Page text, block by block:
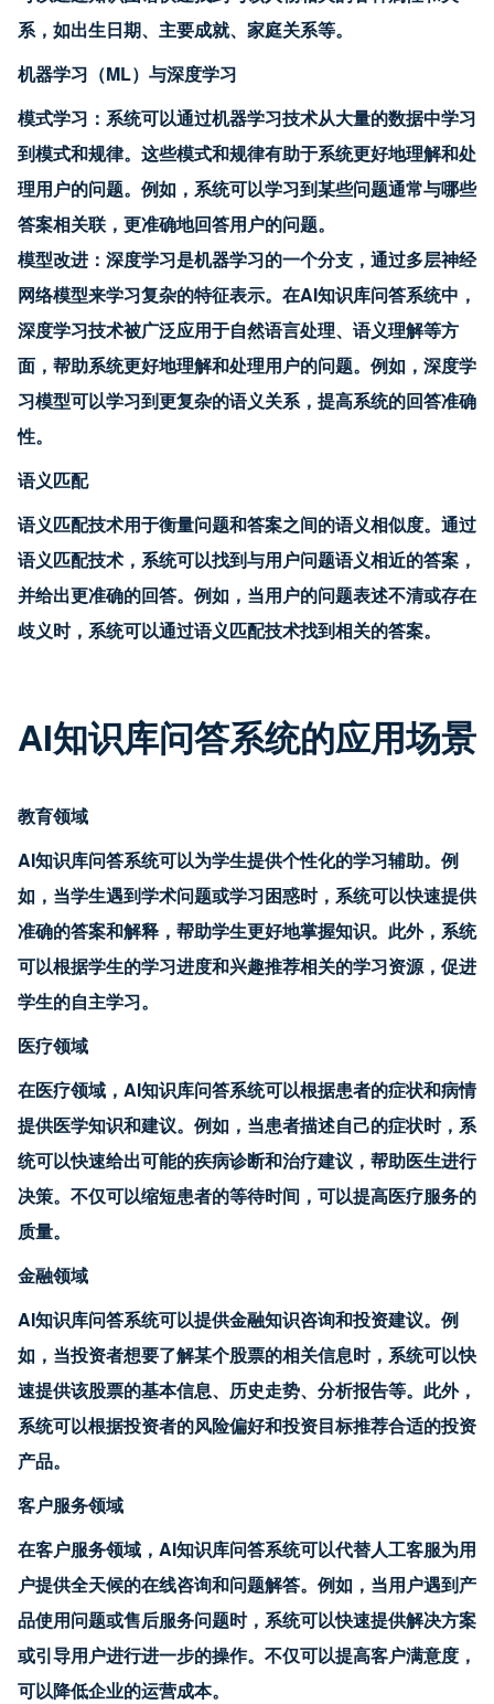
系，如出生日期、主要成就、家庭关系等。
机器学习（ML）与深度学习
模式学习：系统可以通过机器学习技术从大量的数据中学习
到模式和规律。这些模式和规律有助于系统更好地理解和处
理用户的问题。例如，系统可以学习到某些问题通常与哪些
答案相关联，更准确地回答用户的问题。
模型改进：深度学习是机器学习的一个分支，通过多层神经
网络模型来学习复杂的特征表示。在AI知识库问答系统中，
深度学习技术被广泛应用于自然语言处理、语义理解等方
面，帮助系统更好地理解和处理用户的问题。例如，深度学
习模型可以学习到更复杂的语义关系，提高系统的回答准确
性。
语义匹配
语义匹配技术用于衡量问题和答案之间的语义相似度。通过
语义匹配技术，系统可以找到与用户问题语义相近的答案，
并给出更准确的回答。例如，当用户的问题表述不清或存在
歧义时，系统可以通过语义匹配技术找到相关的答案。
AI知识库问答系统的应用场景
教育领域
AI知识库问答系统可以为学生提供个性化的学习辅助。例
如，当学生遇到学术问题或学习困惑时，系统可以快速提供
准确的答案和解释，帮助学生更好地掌握知识。此外，系统
可以根据学生的学习进度和兴趣推荐相关的学习资源，促进
学生的自主学习。
医疗领域
在医疗领域，AI知识库问答系统可以根据患者的症状和病情
提供医学知识和建议。例如，当患者描述自己的症状时，系
统可以快速给出可能的疾病诊断和治疗建议，帮助医生进行
决策。不仅可以缩短患者的等待时间，可以提高医疗服务的
质量。
金融领域
AI知识库问答系统可以提供金融知识咨询和投资建议。例
如，当投资者想要了解某个股票的相关信息时，系统可以快
速提供该股票的基本信息、历史走势、分析报告等。此外，
系统可以根据投资者的风险偏好和投资目标推荐合适的投资
产品。
客户服务领域
在客户服务领域，AI知识库问答系统可以代替人工客服为用
户提供全天候的在线咨询和问题解答。例如，当用户遇到产
品使用问题或售后服务问题时，系统可以快速提供解决方案
或引导用户进行进一步的操作。不仅可以提高客户满意度，
可以降低企业的运营成本。